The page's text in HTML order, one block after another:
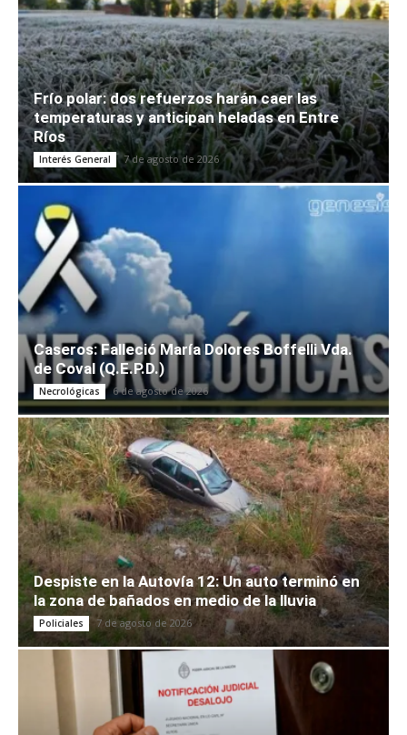
Frío polar: dos refuerzos harán caer las
temperaturas y anticipan heladas en Entre
Ríos
Interés General 7 de agosto de 2026
Caseros: Falleció María Dolores Boffelli Vda.
de Coval (Q.E.P.D.)
Necrológicas 6 de agosto de 2026
Despiste en la Autovía 12: Un auto terminó en
la zona de bañados en medio de la lluvia
Policiales 7 de agosto de 2026